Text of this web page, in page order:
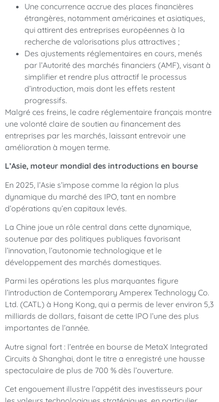
Une concurrence accrue des places financières
étrangères, notamment américaines et asiatiques,
qui attirent des entreprises européennes à la
recherche de valorisations plus attractives ;
Des ajustements réglementaires en cours, menés
par l’Autorité des marchés financiers (AMF), visant à
simplifier et rendre plus attractif le processus
d’introduction, mais dont les effets restent
progressifs.
Malgré ces freins, le cadre réglementaire français montre
une volonté claire de soutien au financement des
entreprises par les marchés, laissant entrevoir une
amélioration à moyen terme.
L’Asie, moteur mondial des introductions en bourse
En 2025, l’Asie s’impose comme la région la plus
dynamique du marché des IPO, tant en nombre
d’opérations qu’en capitaux levés.
La Chine joue un rôle central dans cette dynamique,
soutenue par des politiques publiques favorisant
l’innovation, l’autonomie technologique et le
développement des marchés domestiques.
Parmi les opérations les plus marquantes figure
l’introduction de Contemporary Amperex Technology Co.
Ltd. (CATL) à Hong Kong, qui a permis de lever environ 5,3
milliards de dollars, faisant de cette IPO l’une des plus
importantes de l’année.
Autre signal fort : l’entrée en bourse de MetaX Integrated
Circuits à Shanghai, dont le titre a enregistré une hausse
spectaculaire de plus de 700 % dès l’ouverture.
Cet engouement illustre l’appétit des investisseurs pour